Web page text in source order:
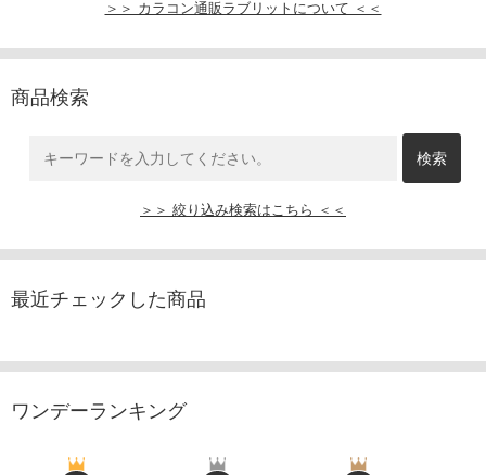
＞＞ カラコン通販ラブリットについて ＜＜
商品検索
＞＞ 絞り込み検索はこちら ＜＜
最近チェックした商品
ワンデーランキング